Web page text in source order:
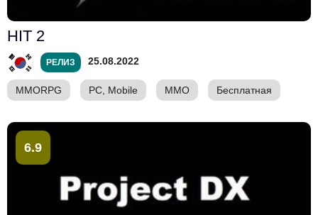
HIT 2
РЕЛИЗ 25.08.2022
MMORPG PC, Mobile ММО Бесплатная
6.9